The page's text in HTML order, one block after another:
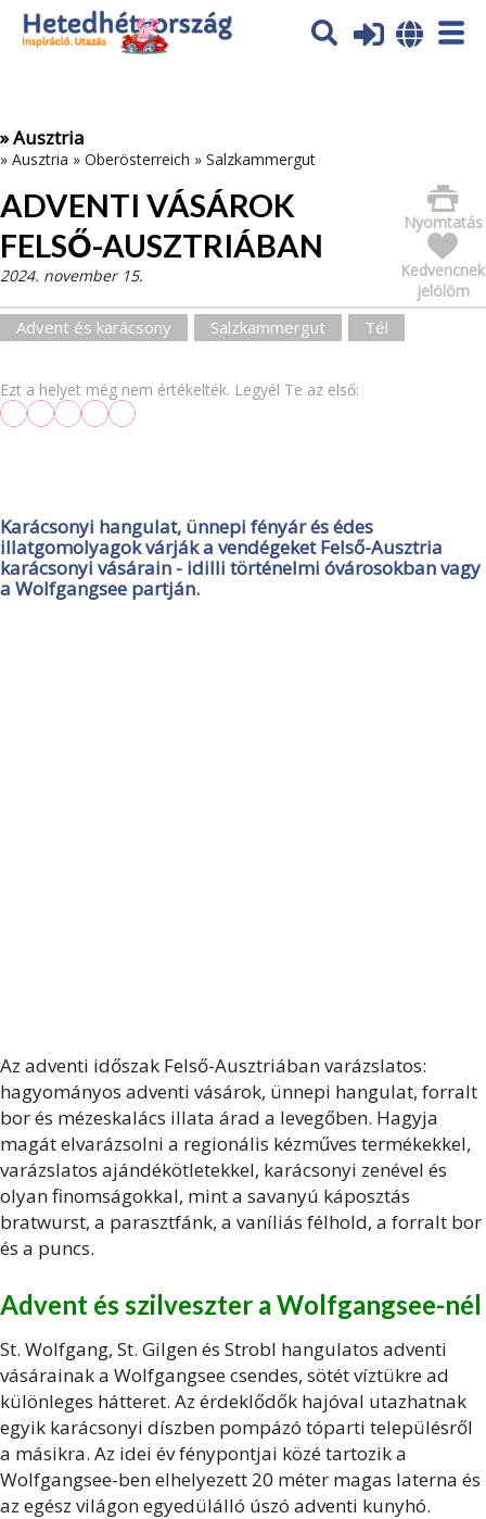
Az oldal sütiket (cookies) használ. További tájékoztatás itt:
Adatvédelmi tájékoztató
» Ausztria
» Ausztria » Oberösterreich » Salzkammergut
ADVENTI VÁSÁROK
FELSŐ-AUSZTRIÁBAN
Nyomtatás
Kedvencnek
jelölöm
2024. november 15.
Advent és karácsony Salzkammergut Tél
Ezt a helyet még nem értékelték. Legyél Te az első:
Karácsonyi hangulat, ünnepi fényár és édes
illatgomolyagok várják a vendégeket Felső-Ausztria
karácsonyi vásárain - idilli történelmi óvárosokban vagy
a Wolfgangsee partján.
Az adventi időszak Felső-Ausztriában varázslatos:
hagyományos adventi vásárok, ünnepi hangulat, forralt
bor és mézeskalács illata árad a levegőben. Hagyja
magát elvarázsolni a regionális kézműves termékekkel,
varázslatos ajándékötletekkel, karácsonyi zenével és
olyan finomságokkal, mint a savanyú káposztás
bratwurst, a parasztfánk, a vaníliás félhold, a forralt bor
és a puncs.
Advent és szilveszter a Wolfgangsee-nél
St. Wolfgang, St. Gilgen és Strobl hangulatos adventi
vásárainak a Wolfgangsee csendes, sötét víztükre ad
különleges hátteret. Az érdeklődők hajóval utazhatnak
egyik karácsonyi díszben pompázó tóparti településről
a másikra. Az idei év fénypontjai közé tartozik a
Wolfgangsee-ben elhelyezett 20 méter magas laterna és
az egész világon egyedülálló úszó adventi kunyhó.